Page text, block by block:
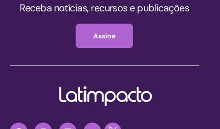
Receba notícias, recursos e publicações
Assine